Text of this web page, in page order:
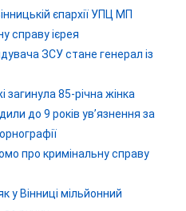
єпархії УПЦ МП
справу ієрея
ЗСУ стане генерал із
загинула 85-річна жінка
до 9 років ув’язнення за
про кримінальну справу
у Вінниці мільйонний